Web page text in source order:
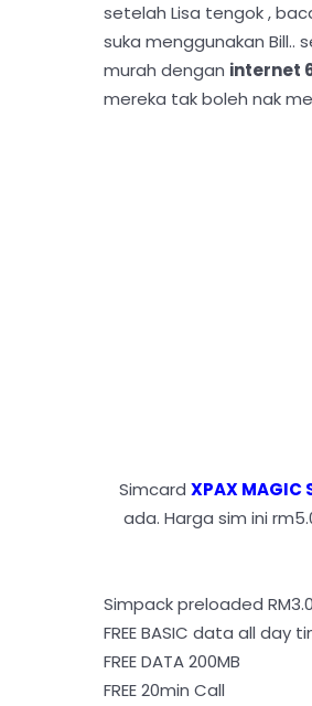
setelah Lisa tengok ,
suka menggunakan Bill..
murah dengan internet
mereka tak boleh nak
Simcard XPAX MAGIC
ada. Harga sim ini
Simpack preloaded
FREE BASIC data all day
FREE DATA 200MB
FREE 20min Call